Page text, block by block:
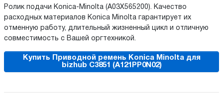
Ролик подачи Konica-Minolta (A03X565200). Качество
расходных материалов Konica Minolta гарантирует их
отменную работу, длительный жизненный цикл и отличную
совместимость с Вашей оргтехникой.
Купить Приводной ремень Konica Minolta для
bizhub C3851 (A121PP0N02)